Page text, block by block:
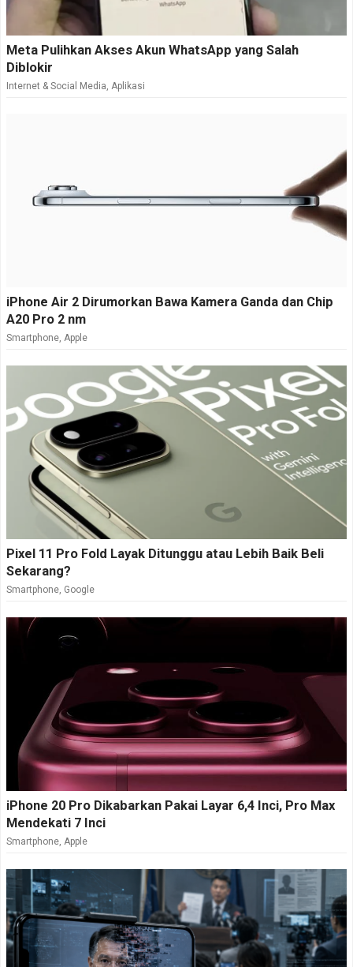
Meta Pulihkan Akses Akun WhatsApp yang Salah
Diblokir
Internet & Social Media, Aplikasi
iPhone Air 2 Dirumorkan Bawa Kamera Ganda dan Chip
A20 Pro 2 nm
Smartphone, Apple
Pixel 11 Pro Fold Layak Ditunggu atau Lebih Baik Beli
Sekarang?
Smartphone, Google
iPhone 20 Pro Dikabarkan Pakai Layar 6,4 Inci, Pro Max
Mendekati 7 Inci
Smartphone, Apple